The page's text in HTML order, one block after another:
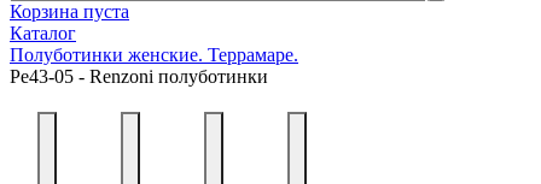
Корзина пуста
Каталог
Полуботинки женские. Террамаре.
Ре43-05 - Renzoni полуботинки